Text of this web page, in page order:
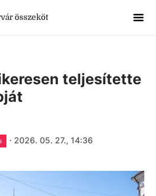
összeköt
teljesítette
· 2026. 05. 27., 14:36